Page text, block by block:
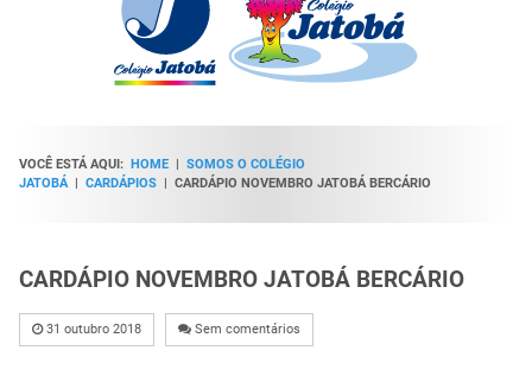
VOCÊ ESTÁ AQUI: HOME | SOMOS O COLÉGIO
JATOBÁ| CARDÁPIOS | CARDÁPIO NOVEMBRO JATOBÁ BERCÁRIO
CARDÁPIO NOVEMBRO JATOBÁ BERCÁRIO
31 outubro 2018 Sem comentários